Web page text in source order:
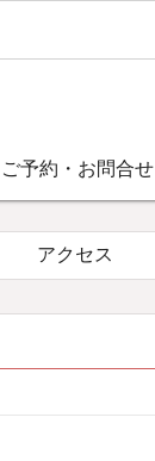
ご予約・お問合せ
アクセス